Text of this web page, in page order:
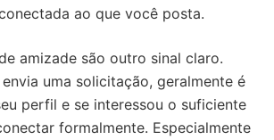
ao que você posta.
amizade são outro sinal claro.
uma solicitação, geralmente é
perfil e se interessou o suficiente
formalmente. Especialmente